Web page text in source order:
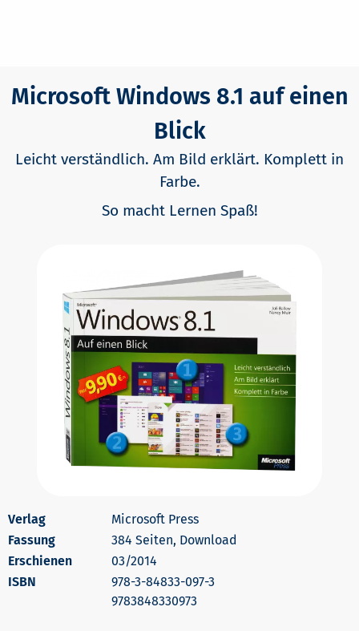
Microsoft Windows 8.1 auf einen
Blick
Leicht verständlich. Am Bild erklärt. Komplett in
Farbe.
So macht Lernen Spaß!
Microsoft Press
384 Seiten, Download
Erschienen
03/2014
978-3-84833-097-3
9783848330973